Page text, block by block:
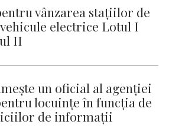
vânzarea stațiilor de
electrice Lotul I
II
un oficial al agenției
locuințe în funcția de
de informații